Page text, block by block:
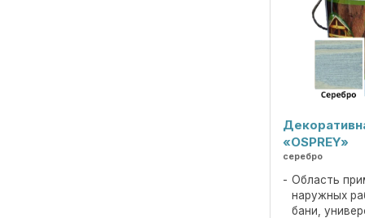
«OSPREY»
серебро
Область
наружных
бани,